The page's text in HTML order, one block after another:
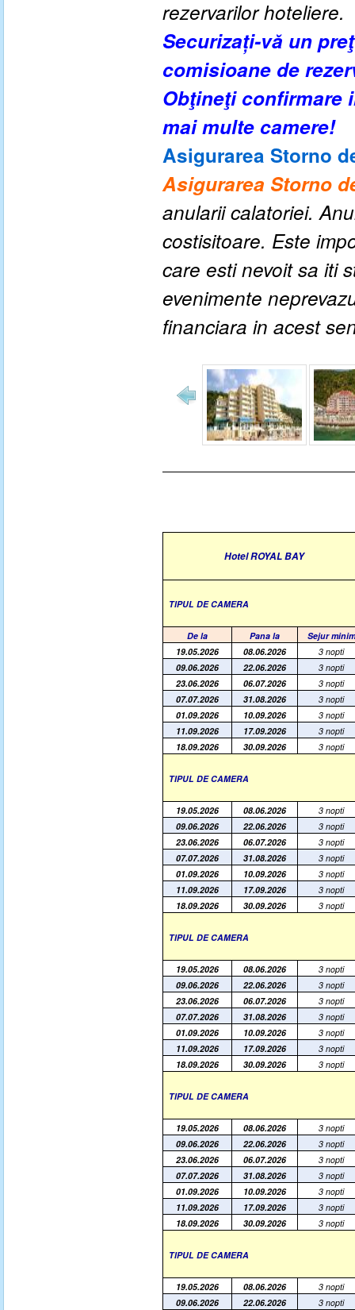
rezervarilor hoteliere.
Securizați-vă un
comisioane de
Obţineţi confirmare
mai multe camere!
Asigurarea Storno
Asigurarea Storno
anularii calatoriei.
costisitoare. Este
care esti nevoit sa iti
evenimente
financiara in acest
Hotel ROYAL BAY
TIPUL DE CAMERA
De la Pana la
Sejur minim
19.05.2026
08.06.2026
3 nopti
09.06.2026
22.06.2026
3 nopti
23.06.2026
06.07.2026
3 nopti
07.07.2026
31.08.2026
3 nopti
01.09.2026
10.09.2026
3 nopti
11.09.2026
17.09.2026
3 nopti
18.09.2026
30.09.2026 3 nopti
TIPUL DE CAMERA
19.05.2026 08.06.2026
3 nopti
09.06.2026
22.06.2026
3 nopti
23.06.2026
06.07.2026
3 nopti
07.07.2026
31.08.2026
3 nopti
01.09.2026
10.09.2026
3 nopti
11.09.2026
17.09.2026
3 nopti
18.09.2026
30.09.2026 3 nopti
TIPUL DE CAMERA
19.05.2026 08.06.2026
3 nopti
09.06.2026
22.06.2026
3 nopti
23.06.2026
06.07.2026
3 nopti
07.07.2026
31.08.2026
3 nopti
01.09.2026
10.09.2026
3 nopti
11.09.2026
17.09.2026
3 nopti
18.09.2026
30.09.2026 3 nopti
TIPUL DE CAMERA
19.05.2026 08.06.2026
3 nopti
09.06.2026
22.06.2026
3 nopti
23.06.2026
06.07.2026
3 nopti
07.07.2026
31.08.2026
3 nopti
01.09.2026
10.09.2026
3 nopti
11.09.2026
17.09.2026
3 nopti
18.09.2026
30.09.2026 3 nopti
TIPUL DE CAMERA
19.05.2026 08.06.2026
3 nopti
09.06.2026
22.06.2026
3 nopti